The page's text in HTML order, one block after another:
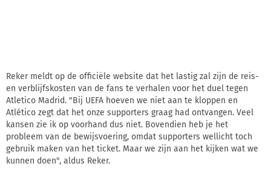
Reker meldt op de officiële website dat het lastig zal zijn de reis-
en verblijfskosten van de fans te verhalen voor het duel tegen
Atletico Madrid. "Bij UEFA hoeven we niet aan te kloppen en
Atlético zegt dat het onze supporters graag had ontvangen. Veel
kansen zie ik op voorhand dus niet. Bovendien heb je het
probleem van de bewijsvoering, omdat supporters wellicht toch
gebruik maken van het ticket. Maar we zijn aan het kijken wat we
kunnen doen", aldus Reker.